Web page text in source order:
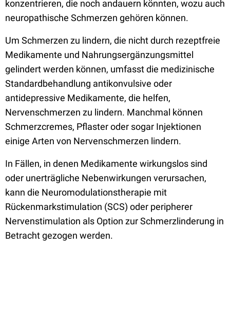
konzentrieren, die noch andauern könnten, wozu auch
neuropathische Schmerzen gehören können.
Um Schmerzen zu lindern, die nicht durch rezeptfreie
Medikamente und Nahrungsergänzungsmittel
gelindert werden können, umfasst die medizinische
Standardbehandlung antikonvulsive oder
antidepressive Medikamente, die helfen,
Nervenschmerzen zu lindern. Manchmal können
Schmerzcremes, Pflaster oder sogar Injektionen
einige Arten von Nervenschmerzen lindern.
In Fällen, in denen Medikamente wirkungslos sind
oder unerträgliche Nebenwirkungen verursachen,
kann die Neuromodulationstherapie mit
Rückenmarkstimulation (SCS) oder peripherer
Nervenstimulation als Option zur Schmerzlinderung in
Betracht gezogen werden.